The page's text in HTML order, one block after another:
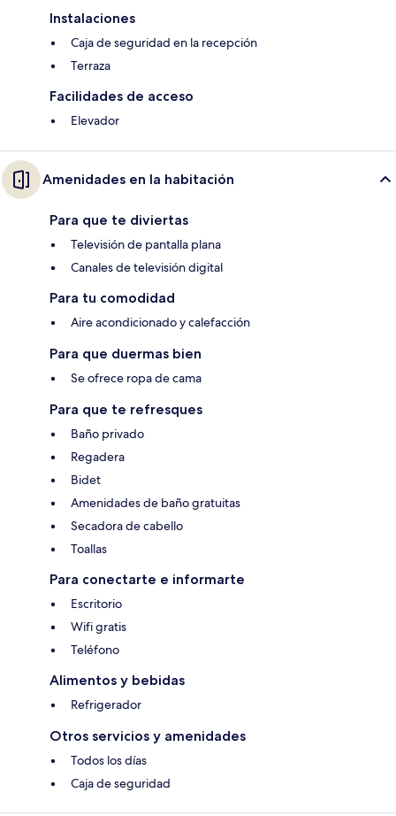
Instalaciones
Caja de seguridad en la recepción
Terraza
Facilidades de acceso
Elevador
Amenidades en la habitación
Para que te diviertas
Televisión de pantalla plana
Canales de televisión digital
Para tu comodidad
Aire acondicionado y calefacción
Para que duermas bien
Se ofrece ropa de cama
Para que te refresques
Baño privado
Regadera
Bidet
Amenidades de baño gratuitas
Secadora de cabello
Toallas
Para conectarte e informarte
Escritorio
Wifi gratis
Teléfono
Alimentos y bebidas
Refrigerador
Otros servicios y amenidades
Todos los días
Caja de seguridad